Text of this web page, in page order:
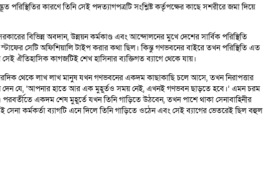
কারণে তিনি সেই পদত্যাগপত্রটি সংশ্লিষ্ট কর্তৃপক্ষের কাছে সশরীরে জমা দিয়ে
বিভিন্ন অবদান, উন্নয়ন কর্মকাণ্ড এবং আন্দোলনের মুখে দেশের সার্বিক পরিস্থিতি
সেটি অফিশিয়ালি টাইপ করার কথা ছিল। কিন্তু গণভবনের বাইরে তখন পরিস্থিতি এত
ঐতিহাসিক কাগজটিই শেখ হাসিনার ব্যক্তিগত ব্যাগে থেকে যায়।
থেকে লাখ লাখ মানুষ যখন গণভবনের একদম কাছাকাছি চলে আসে, তখন নিরাপত্তার
দেন যে, ‘আপনার হাতে আর এক মুহূর্তও সময় নেই, এখনই গণভবন ছাড়তে হবে।’ এমন চরম
একদম শেষ মুহূর্তে যখন তিনি গাড়িতে উঠবেন, তখন পাশে থাকা সেনাবাহিনীর
কর্মকর্তা ব্যাগটি এনে দিলে তিনি গাড়িতে ওঠেন এবং সেই ব্যাগের ভেতরেই ছিল বহুল